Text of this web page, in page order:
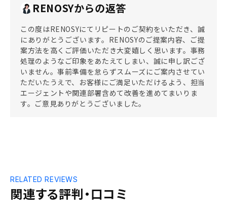
RENOSYからの返答
この度はRENOSYにてリピートのご契約をいただき、誠
にありがとうございます。RENOSYのご提案内容、ご提
案方法を高くご評価いただき大変嬉しく思います。事務
処理のようなご印象をあたえてしまい、誠に申し訳ござ
いません。事前準備を怠らずスムーズにご案内させてい
ただいたうえで、お客様にご満足いただけるよう、担当
エージェントや関連部署含めて改善を進めてまいりま
す。ご意見ありがとうございました。
関連する評判・口コミ
RELATED REVIEWS